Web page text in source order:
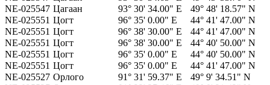
NE-025547 Цагаан 93° 30' 34.00" E
49° 48' 18.57" N
NE-025551 Цогт 96° 35' 0.00" E
44° 41' 47.00" N
NE-025551 Цогт 96° 38' 30.00" E
44° 41' 47.00" N
NE-025551 Цогт 96° 38' 30.00" E
44° 40' 50.00" N
NE-025551 Цогт 96° 35' 0.00" E
44° 40' 50.00" N
NE-025551 Цогт 96° 35' 0.00" E
44° 41' 47.00" N
NE-025527 Орлого 91° 31' 59.37" E
49° 9' 34.51" N